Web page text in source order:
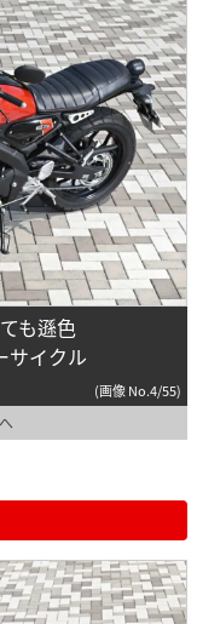
も遜色
サイクル
(画像 No.4/55)